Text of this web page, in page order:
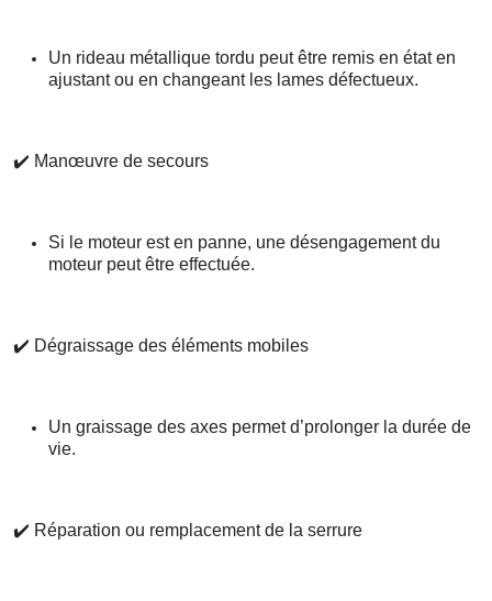
Un rideau métallique tordu peut être remis en état en
ajustant ou en changeant les lames défectueux.
✔️ Manœuvre de secours
Si le moteur est en panne, une désengagement du
moteur peut être effectuée.
✔️ Dégraissage des éléments mobiles
Un graissage des axes permet d’prolonger la durée de
vie.
✔️ Réparation ou remplacement de la serrure